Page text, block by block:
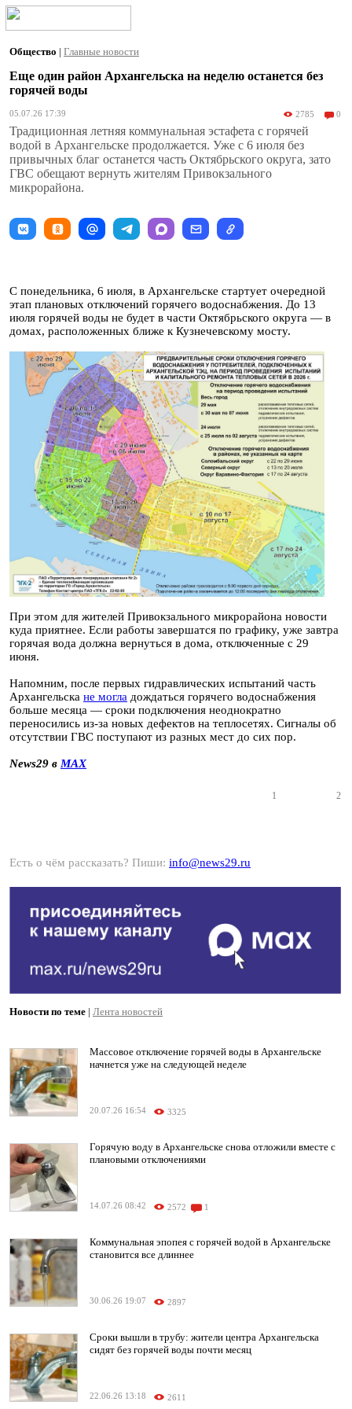
Общество | Главные новости
Еще один район Архангельска на неделю останется без
горячей воды
05.07.26 17:39 2785 0
Традиционная летняя коммунальная эстафета с горячей
водой в Архангельске продолжается. Уже с 6 июля без
привычных благ останется часть Октябрьского округа, зато
ГВС обещают вернуть жителям Привокзального
микрорайона.
С понедельника, 6 июля, в Архангельске стартует очередной
этап плановых отключений горячего водоснабжения. До 13
июля горячей воды не будет в части Октябрьского округа — в
домах, расположенных ближе к Кузнечевскому мосту.
При этом для жителей Привокзального микрорайона новости
куда приятнее. Если работы завершатся по графику, уже завтра
горячая вода должна вернуться в дома, отключенные с 29
июня.
Напомним, после первых гидравлических испытаний часть
Архангельска не могла дождаться горячего водоснабжения
больше месяца — сроки подключения неоднократно
переносились из-за новых дефектов на теплосетях. Сигналы об
отсутствии ГВС поступают из разных мест до сих пор.
News29 в MAX
1 2
Есть о чём рассказать? Пиши: info@news29.ru
Новости по теме | Лента новостей
Массовое отключение горячей воды в Архангельске
начнется уже на следующей неделе
20.07.26 16:54 3325
Горячую воду в Архангельске снова отложили вместе с
плановыми отключениями
14.07.26 08:42 2572 1
Коммунальная эпопея с горячей водой в Архангельске
становится все длиннее
30.06.26 19:07 2897
Сроки вышли в трубу: жители центра Архангельска
сидят без горячей воды почти месяц
22.06.26 13:18 2611